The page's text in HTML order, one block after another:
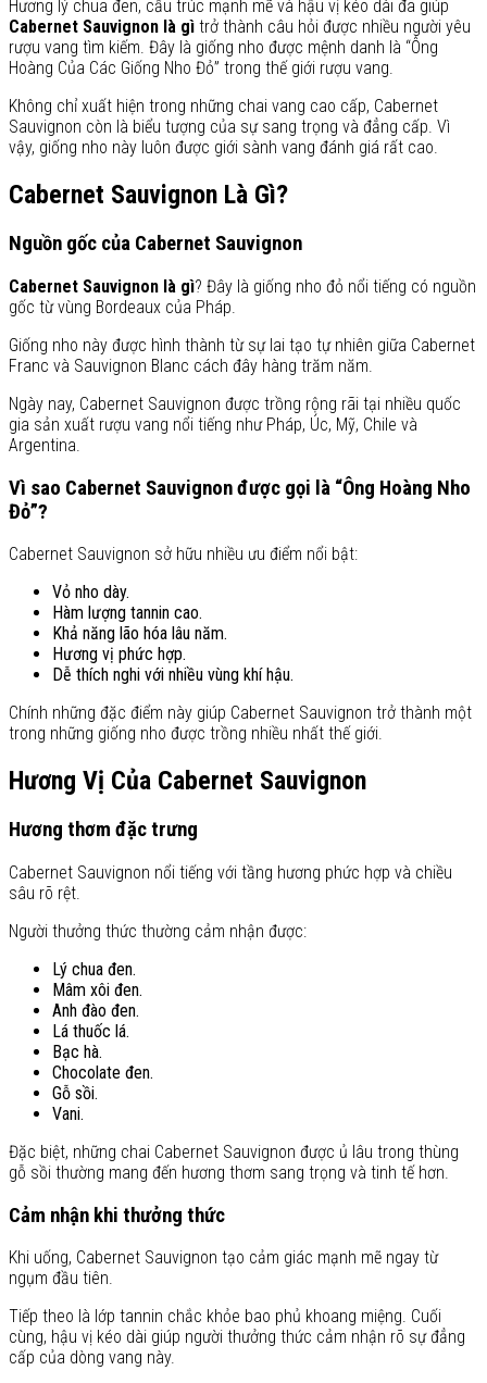
Hương lý chua đen, cấu trúc mạnh mẽ và hậu vị kéo dài đã giúp
Cabernet Sauvignon là gì trở thành câu hỏi được nhiều người yêu
rượu vang tìm kiếm. Đây là giống nho được mệnh danh là “Ông
Hoàng Của Các Giống Nho Đỏ” trong thế giới rượu vang.
Không chỉ xuất hiện trong những chai vang cao cấp, Cabernet
Sauvignon còn là biểu tượng của sự sang trọng và đẳng cấp. Vì
vậy, giống nho này luôn được giới sành vang đánh giá rất cao.
Cabernet Sauvignon Là Gì?
Nguồn gốc của Cabernet Sauvignon
Cabernet Sauvignon là gì? Đây là giống nho đỏ nổi tiếng có nguồn
gốc từ vùng Bordeaux của Pháp.
Giống nho này được hình thành từ sự lai tạo tự nhiên giữa Cabernet
Franc và Sauvignon Blanc cách đây hàng trăm năm.
Ngày nay, Cabernet Sauvignon được trồng rộng rãi tại nhiều quốc
gia sản xuất rượu vang nổi tiếng như Pháp, Úc, Mỹ, Chile và
Argentina.
Vì sao Cabernet Sauvignon được gọi là “Ông Hoàng Nho
Đỏ”?
Cabernet Sauvignon sở hữu nhiều ưu điểm nổi bật:
Vỏ nho dày.
Hàm lượng tannin cao.
Khả năng lão hóa lâu năm.
Hương vị phức hợp.
Dễ thích nghi với nhiều vùng khí hậu.
Chính những đặc điểm này giúp Cabernet Sauvignon trở thành một
trong những giống nho được trồng nhiều nhất thế giới.
Hương Vị Của Cabernet Sauvignon
Hương thơm đặc trưng
Cabernet Sauvignon nổi tiếng với tầng hương phức hợp và chiều
sâu rõ rệt.
Người thưởng thức thường cảm nhận được:
Lý chua đen.
Mâm xôi đen.
Anh đào đen.
Lá thuốc lá.
Bạc hà.
Chocolate đen.
Gỗ sồi.
Vani.
Đặc biệt, những chai Cabernet Sauvignon được ủ lâu trong thùng
gỗ sồi thường mang đến hương thơm sang trọng và tinh tế hơn.
Cảm nhận khi thưởng thức
Khi uống, Cabernet Sauvignon tạo cảm giác mạnh mẽ ngay từ
ngụm đầu tiên.
Tiếp theo là lớp tannin chắc khỏe bao phủ khoang miệng. Cuối
cùng, hậu vị kéo dài giúp người thưởng thức cảm nhận rõ sự đẳng
cấp của dòng vang này.